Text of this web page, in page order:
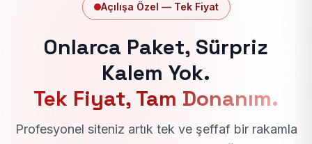
Açılışa Özel — Tek Fiyat
Onlarca Paket, Sürpriz
Kalem Yok.
Tek Fiyat, Tam Donanım.
Profesyonel siteniz artık tek ve şeffaf bir rakamla